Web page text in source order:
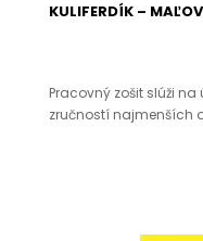
KULIFERDÍK –
Pracovný zošit slúži
zručností najmenších